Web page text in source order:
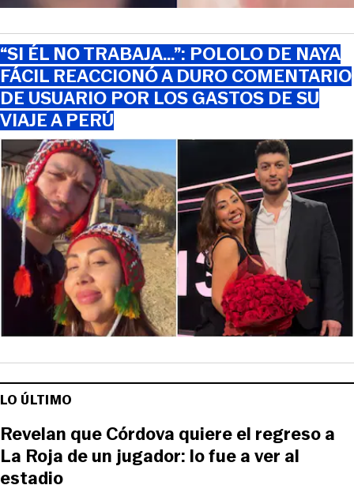
“SI ÉL NO TRABAJA…”: POLOLO DE NAYA
FÁCIL REACCIONÓ A DURO COMENTARIO
DE USUARIO POR LOS GASTOS DE SU
VIAJE A PERÚ
LO ÚLTIMO
Revelan que Córdova quiere el regreso a
La Roja de un jugador: lo fue a ver al
estadio